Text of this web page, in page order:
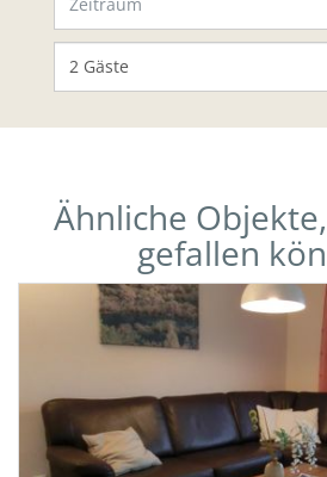
Ähnliche
gefallen